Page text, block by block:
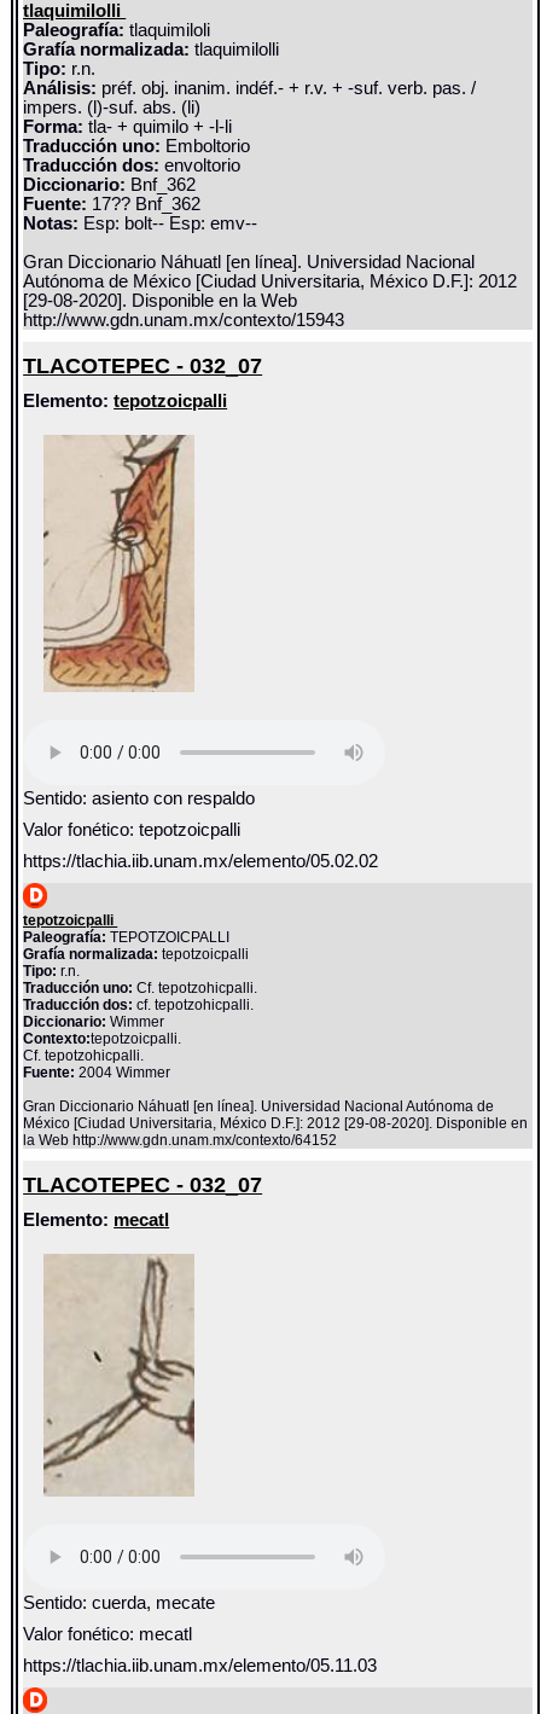
tlaquimilolli
Paleografía: tlaquimiloli
Grafía normalizada: tlaquimilolli
Tipo: r.n.
Análisis: préf. obj. inanim. indéf.- + r.v. + -suf. verb. pas. /
impers. (l)-suf. abs. (li)
Forma: tla- + quimilo + -l-li
Traducción uno: Emboltorio
Traducción dos: envoltorio
Diccionario: Bnf_362
Fuente: 17?? Bnf_362
Notas: Esp: bolt-- Esp: emv--
Gran Diccionario Náhuatl [en línea]. Universidad Nacional
Autónoma de México [Ciudad Universitaria, México D.F.]: 2012
[29-08-2020]. Disponible en la Web
http://www.gdn.unam.mx/contexto/15943
TLACOTEPEC - 032_07
Elemento:tepotzoicpalli
Sentido: asiento con respaldo
Valor fonético: tepotzoicpalli
https://tlachia.iib.unam.mx/elemento/05.02.02
tepotzoicpalli
Paleografía: TEPOTZOICPALLI
Grafía normalizada: tepotzoicpalli
Tipo: r.n.
Traducción uno: Cf. tepotzohicpalli.
Traducción dos: cf. tepotzohicpalli.
Diccionario:Wimmer
Contexto:tepotzoicpalli.
Cf. tepotzohicpalli.
Fuente: 2004 Wimmer
Gran Diccionario Náhuatl [en línea]. Universidad Nacional Autónoma de
México [Ciudad Universitaria, México D.F.]: 2012 [29-08-2020]. Disponible en
la Web http://www.gdn.unam.mx/contexto/64152
TLACOTEPEC - 032_07
Elemento: mecatl
Sentido: cuerda, mecate
Valor fonético: mecatl
https://tlachia.iib.unam.mx/elemento/05.11.03